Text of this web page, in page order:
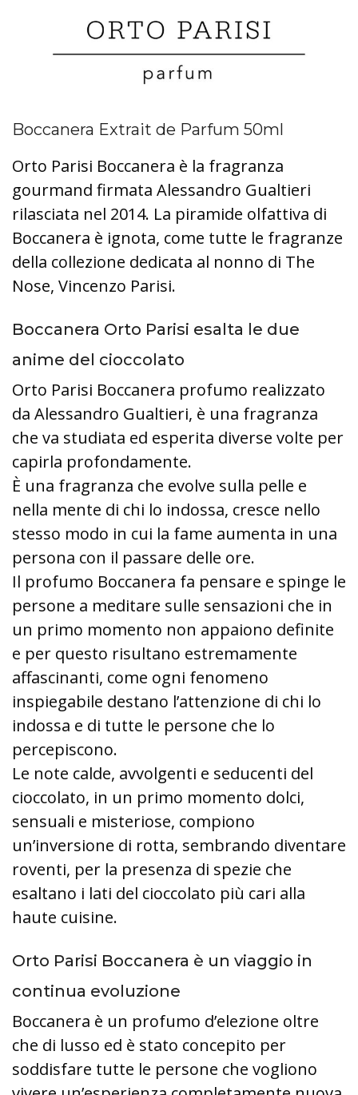
Boccanera Extrait de Parfum 50ml
Orto Parisi Boccanera è la fragranza
gourmand firmata Alessandro Gualtieri
rilasciata nel 2014. La piramide olfattiva di
Boccanera è ignota, come tutte le fragranze
della collezione dedicata al nonno di The
Nose, Vincenzo Parisi.
Boccanera Orto Parisi esalta le due
anime del cioccolato
Orto Parisi Boccanera profumo realizzato
da Alessandro Gualtieri, è una fragranza
che va studiata ed esperita diverse volte per
capirla profondamente.
È una fragranza che evolve sulla pelle e
nella mente di chi lo indossa, cresce nello
stesso modo in cui la fame aumenta in una
persona con il passare delle ore.
Il profumo Boccanera fa pensare e spinge le
persone a meditare sulle sensazioni che in
un primo momento non appaiono definite
e per questo risultano estremamente
affascinanti, come ogni fenomeno
inspiegabile destano l’attenzione di chi lo
indossa e di tutte le persone che lo
percepiscono.
Le note calde, avvolgenti e seducenti del
cioccolato, in un primo momento dolci,
sensuali e misteriose, compiono
un’inversione di rotta, sembrando diventare
roventi, per la presenza di spezie che
esaltano i lati del cioccolato più cari alla
haute cuisine.
Orto Parisi Boccanera è un viaggio in
continua evoluzione
Boccanera è un profumo d’elezione oltre
che di lusso ed è stato concepito per
soddisfare tutte le persone che vogliono